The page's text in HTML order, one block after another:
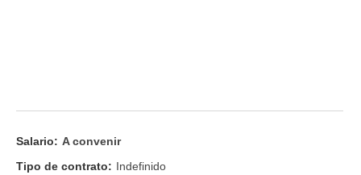
Salario: A convenir
Tipo de contrato: Indefinido